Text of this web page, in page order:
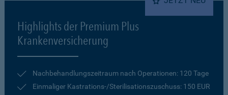
Highlights der Premium Plus
Krankenversicherung
Nachbehandlungszeitraum nach Operationen: 120 Tage
Einmaliger Kastrations-/Sterilisationszuschuss: 150 EUR